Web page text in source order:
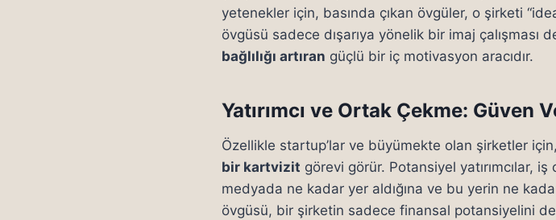
yetenekler için, basında çıkan övgüler, o şirketi
övgüsü sadece dışarıya yönelik bir imaj çalışması
bağlılığı artıran güçlü bir iç motivasyon aracıdır.
Yatırımcı ve Ortak Çekme: Güven
Özellikle startup’lar ve büyümekte olan şirketler
bir kartvizit görevi görür. Potansiyel yatırımcılar,
medyada ne kadar yer aldığına ve bu yerin ne
övgüsü, bir şirketin sadece finansal potansiyelini